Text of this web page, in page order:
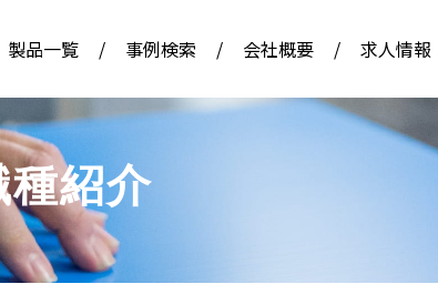
製品一覧 / 事例検索 / 会社概要 / 求人情報
種紹介